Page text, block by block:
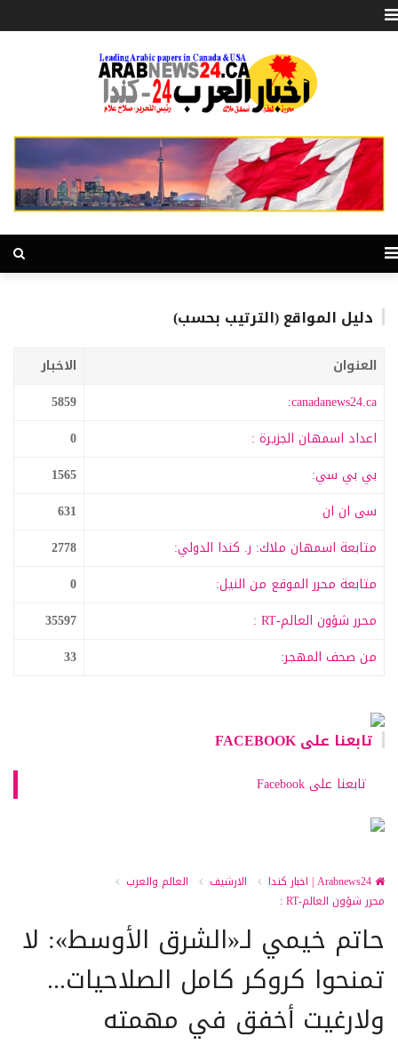
دليل المواقع (الترتيب بحسب)
العنوان
الاخبار
canadanews24.ca:
5859
اعداد اسمهان الجزيرة :
0
بي بي سي:
1565
سى ان ان
631
متابعة اسمهان ملاك: ر. كندا الدولي:
2778
متابعة محرر الموقع من النيل:
0
محرر شؤون العالم-RT :
35597
من صحف المهجر:
33
تابعنا على FACEBOOK
تابعنا على Facebook
الارشيف
العالم والعرب
محرر شؤون العالم-RT :
حاتم خيمي لـ«الشرق الأوسط»: لا
تمنحوا كروكر كامل الصلاحيات...
ولارغيت أخفق في مهمته